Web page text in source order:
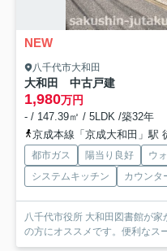
NEW
八千代市大和田
大和田 中古戸建
1,980万円
- / 147.39㎡ / 5LDK /築32年
京成本線「京成大和田」駅
都市ガス 陽当り良好
ウ
システムキッチン
カウンタ
八千代市役所 大和田図書館が
の方にオススメです。便利なス